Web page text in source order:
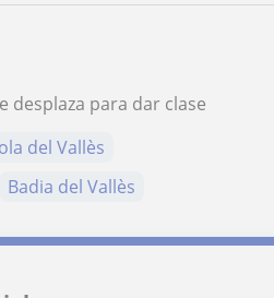
desplaza para dar clase
del Vallès
Badia del Vallès